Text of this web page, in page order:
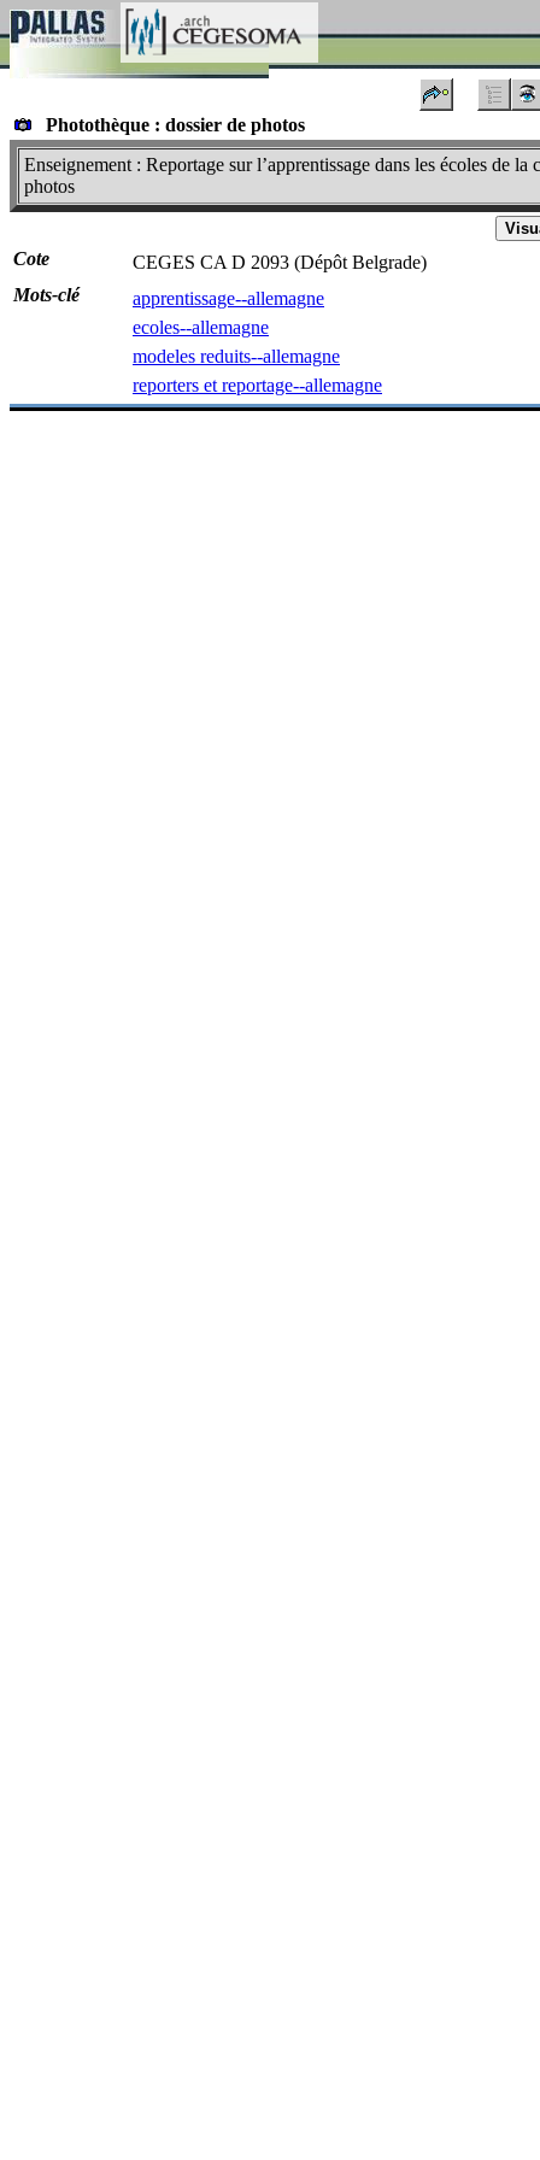
Photothèque : dossier de photos
Enseignement : Reportage sur l’apprentissage dans les écoles de
photos
Cote
CEGES CA D 2093 (Dépôt Belgrade)
Mots-clé
apprentissage--allemagne
ecoles--allemagne
modeles reduits--allemagne
reporters et reportage--allemagne